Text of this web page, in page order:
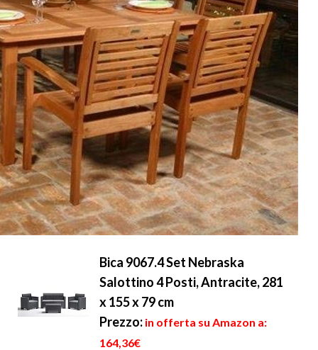
Bica 9067.4 Set Nebraska
Salottino 4 Posti, Antracite, 281
x 155 x 79 cm
Prezzo: in offerta su Amazon a:
164,36€